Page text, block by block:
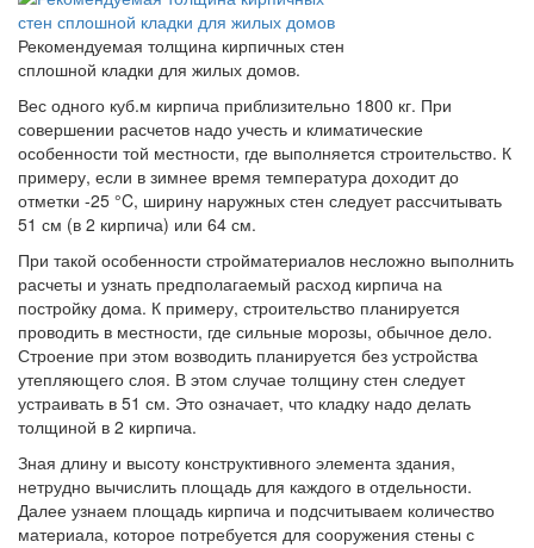
Рекомендуемая толщина кирпичных стен
сплошной кладки для жилых домов.
Вес одного куб.м кирпича приблизительно 1800 кг. При
совершении расчетов надо учесть и климатические
особенности той местности, где выполняется строительство. К
примеру, если в зимнее время температура доходит до
отметки -25 °C, ширину наружных стен следует рассчитывать
51 см (в 2 кирпича) или 64 см.
При такой особенности стройматериалов несложно выполнить
расчеты и узнать предполагаемый расход кирпича на
постройку дома. К примеру, строительство планируется
проводить в местности, где сильные морозы, обычное дело.
Строение при этом возводить планируется без устройства
утепляющего слоя. В этом случае толщину стен следует
устраивать в 51 см. Это означает, что кладку надо делать
толщиной в 2 кирпича.
Зная длину и высоту конструктивного элемента здания,
нетрудно вычислить площадь для каждого в отдельности.
Далее узнаем площадь кирпича и подсчитываем количество
материала, которое потребуется для сооружения стены с